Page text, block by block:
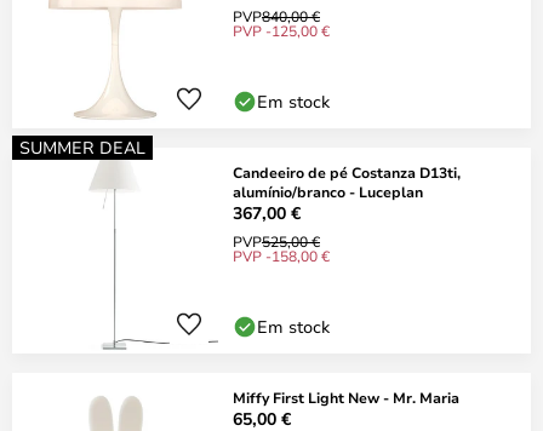
PVP840,00 €
PVP -125,00 €
Em stock
SUMMER DEAL
Candeeiro de pé Costanza D13ti,
alumínio/branco - Luceplan
367,00 €
PVP525,00 €
PVP -158,00 €
Em stock
Miffy First Light New - Mr. Maria
65,00 €